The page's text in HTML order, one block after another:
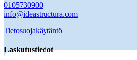
0105730900
info@ideastructura.com
Tietosuojakäytäntö
Laskutustiedot